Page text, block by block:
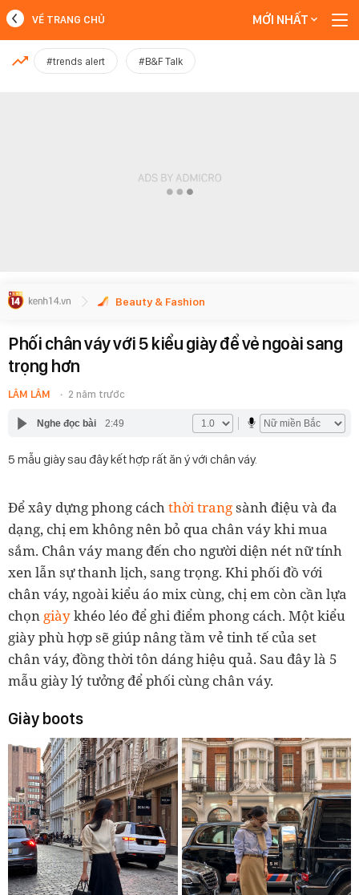
MỚI NHẤT
VỀ TRANG CHỦ MỚI NHẤT
#trends alert #B&F Talk
Beauty & Fashion
Phối chân váy với 5 kiểu giày để vẻ ngoài sang
trọng hơn
LÂM LÂM 2 năm trước
Nghe đọc bài 2:49
5 mẫu giày sau đây kết hợp rất ăn ý với chân váy.
Để xây dựng phong cáchthời trangsành điệu và đa
dạng, chị em không nên bỏ qua chân váy khi mua
sắm. Chân váy mang đến cho người diện nét nữ tính
xen lẫn sự thanh lịch, sang trọng. Khi phối đồ với
chân váy, ngoài kiểu áo mix cùng, chị em còn cần lựa
chọn giàykhéo léo để ghi điểm phong cách. Một kiểu
giày phù hợp sẽ giúp nâng tầm vẻ tinh tế của set
chân váy, đồng thời tôn dáng hiệu quả. Sau đây là 5
mẫu giày lý tưởng để phối cùng chân váy.
Giày boots